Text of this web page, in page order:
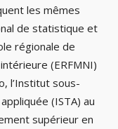
les mêmes
de statistique et
régionale de
(ERFMNI)
l’Institut sous-
(ISTA) au
supérieur en